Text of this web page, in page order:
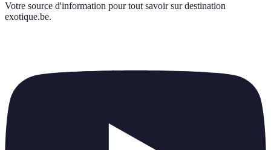
Votre source d'information pour tout savoir sur destination
exotique.be.